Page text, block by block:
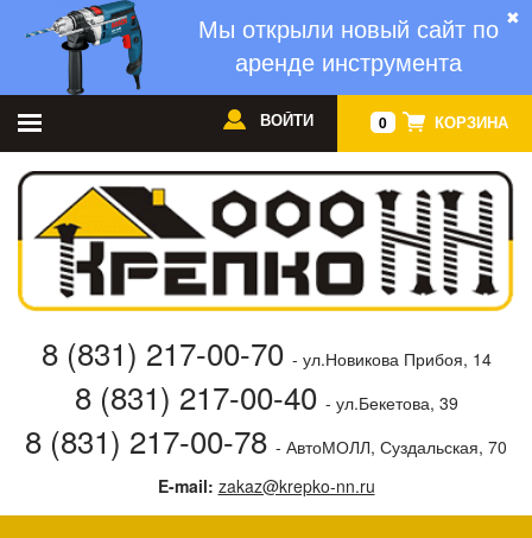
✖
Мы открыли новый сайт по
аренде инструмента
0 КОРЗИНА
ВОЙТИ
8 (831) 217-00-70 - ул.Новикова Прибоя, 14
8 (831) 217-00-40 - ул.Бекетова, 39
8 (831) 217-00-78 - АвтоМОЛЛ, Суздальская, 70
E-mail: zakaz@krepko-nn.ru